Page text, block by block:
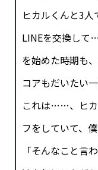
ヒカルくんと3
LINEを交換して
を始めた時期も
コアもだいたい
これは……、ヒカ
フをしていて、
「そんなこと言